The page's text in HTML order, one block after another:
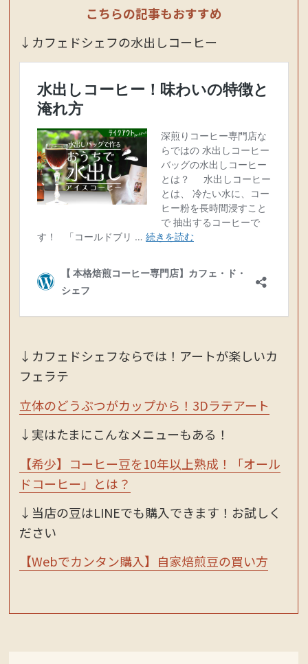
こちらの記事もおすすめ
↓カフェドシェフの水出しコーヒー
↓カフェドシェフならでは！アートが楽しいカ
フェラテ
立体のどうぶつがカップから！3Dラテアート
↓実はたまにこんなメニューもある！
【希少】コーヒー豆を10年以上熟成！「オール
ドコーヒー」とは？
↓当店の豆はLINEでも購入できます！お試しく
ださい
【Webでカンタン購入】自家焙煎豆の買い方